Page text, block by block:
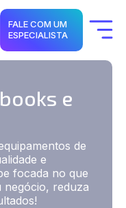
FALE COM UM
ESPECIALISTA
e
de
e
focada no que
negócio, reduza